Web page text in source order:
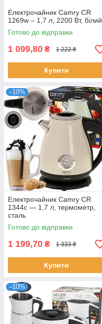
Електрочайник Camry CR
1269w – 1,7 л, 2200 Вт, білий
Готово до відправки
1 099,80 ₴ 1 222 ₴
Купити
–10%
Електрочайник Camry CR
1344c — 1,7 л, термометр,
сталь
Готово до відправки
1 199,70 ₴ 1 333 ₴
Купити
–10%